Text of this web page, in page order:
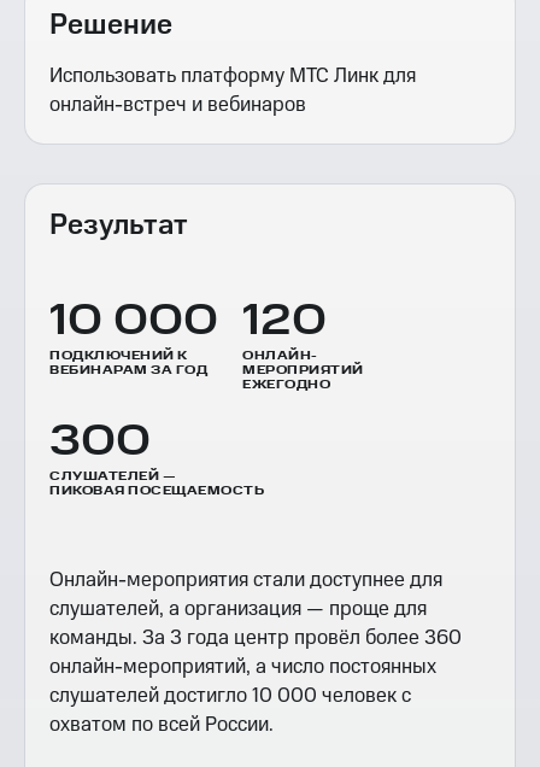
Решение
Использовать платформу МТС Линк для
онлайн-встреч и вебинаров
Результат
10 000
ПОДКЛЮЧЕНИЙ К
ВЕБИНАРАМ ЗА ГОД
120
ОНЛАЙН-
МЕРОПРИЯТИЙ
ЕЖЕГОДНО
300
СЛУШАТЕЛЕЙ —
ПИКОВАЯ ПОСЕЩАЕМОСТЬ
Онлайн-мероприятия стали доступнее для
слушателей, а организация — проще для
команды. За 3 года центр провёл более 360
онлайн-мероприятий, а число постоянных
слушателей достигло 10 000 человек с
охватом по всей России.